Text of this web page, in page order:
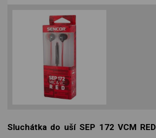
Sluchátka do uší SEP 172 VCM RED